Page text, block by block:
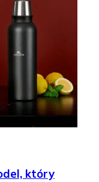
który